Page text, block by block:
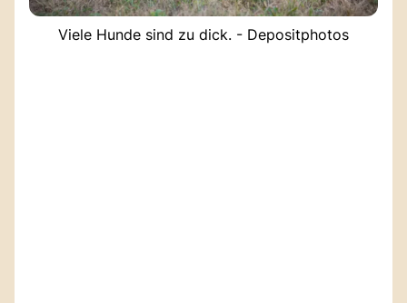
Viele Hunde sind zu dick. - Depositphotos